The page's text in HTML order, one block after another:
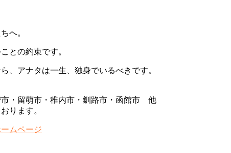
へ。
との約束です。
、アナタは一生、独身でいるべきです。
・留萌市・稚内市・釧路市・函館市 他
ります。
ムページ